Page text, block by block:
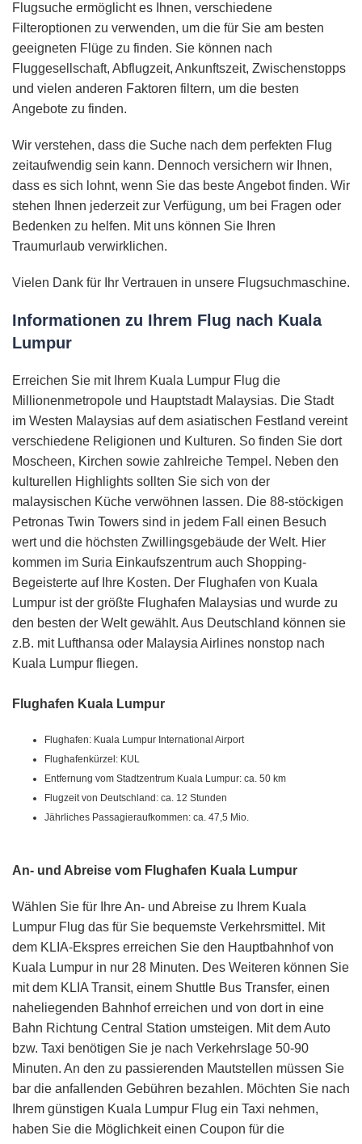
Flugsuche ermöglicht es Ihnen, verschiedene
Filteroptionen zu verwenden, um die für Sie am besten
geeigneten Flüge zu finden. Sie können nach
Fluggesellschaft, Abflugzeit, Ankunftszeit, Zwischenstopps
und vielen anderen Faktoren filtern, um die besten
Angebote zu finden.
Wir verstehen, dass die Suche nach dem perfekten Flug
zeitaufwendig sein kann. Dennoch versichern wir Ihnen,
dass es sich lohnt, wenn Sie das beste Angebot finden. Wir
stehen Ihnen jederzeit zur Verfügung, um bei Fragen oder
Bedenken zu helfen. Mit uns können Sie Ihren
Traumurlaub verwirklichen.
Vielen Dank für Ihr Vertrauen in unsere Flugsuchmaschine.
Informationen zu Ihrem Flug nach Kuala
Lumpur
Erreichen Sie mit Ihrem Kuala Lumpur Flug die
Millionenmetropole und Hauptstadt Malaysias. Die Stadt
im Westen Malaysias auf dem asiatischen Festland vereint
verschiedene Religionen und Kulturen. So finden Sie dort
Moscheen, Kirchen sowie zahlreiche Tempel. Neben den
kulturellen Highlights sollten Sie sich von der
malaysischen Küche verwöhnen lassen. Die 88-stöckigen
Petronas Twin Towers sind in jedem Fall einen Besuch
wert und die höchsten Zwillingsgebäude der Welt. Hier
kommen im Suria Einkaufszentrum auch Shopping-
Begeisterte auf Ihre Kosten. Der Flughafen von Kuala
Lumpur ist der größte Flughafen Malaysias und wurde zu
den besten der Welt gewählt. Aus Deutschland können sie
z.B. mit Lufthansa oder Malaysia Airlines nonstop nach
Kuala Lumpur fliegen.
Flughafen Kuala Lumpur
Flughafen: Kuala Lumpur International Airport
Flughafenkürzel: KUL
Entfernung vom Stadtzentrum Kuala Lumpur: ca. 50 km
Flugzeit von Deutschland: ca. 12 Stunden
Jährliches Passagieraufkommen: ca. 47,5 Mio.
An- und Abreise vom Flughafen Kuala Lumpur
Wählen Sie für Ihre An- und Abreise zu Ihrem Kuala
Lumpur Flug das für Sie bequemste Verkehrsmittel. Mit
dem KLIA-Ekspres erreichen Sie den Hauptbahnhof von
Kuala Lumpur in nur 28 Minuten. Des Weiteren können Sie
mit dem KLIA Transit, einem Shuttle Bus Transfer, einen
naheliegenden Bahnhof erreichen und von dort in eine
Bahn Richtung Central Station umsteigen. Mit dem Auto
bzw. Taxi benötigen Sie je nach Verkehrslage 50-90
Minuten. An den zu passierenden Mautstellen müssen Sie
bar die anfallenden Gebühren bezahlen. Möchten Sie nach
Ihrem günstigen Kuala Lumpur Flug ein Taxi nehmen,
haben Sie die Möglichkeit einen Coupon für die